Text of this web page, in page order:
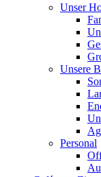
Unser
Unsere
Personal